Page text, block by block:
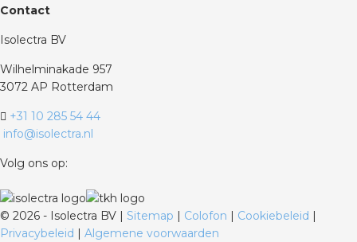
Contact
Isolectra BV
Wilhelminakade 957
3072 AP Rotterdam
+31 10 285 54 44
info@isolectra.nl
Volg ons op:
© 2026 - Isolectra BV | Sitemap | Colofon | Cookiebeleid |
Privacybeleid | Algemene voorwaarden